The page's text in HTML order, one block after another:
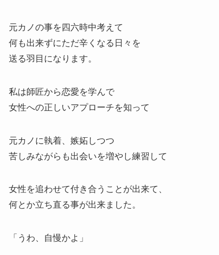
元カノの事を四六時中考えて
何も出来ずにただ辛くなる日々を
送る羽目になります。
私は師匠から恋愛を学んで
女性への正しいアプローチを知って
元カノに執着、嫉妬しつつ
苦しみながらも出会いを増やし練習して
女性を追わせて付き合うことが出来て、
何とか立ち直る事が出来ました。
「うわ、自慢かよ」